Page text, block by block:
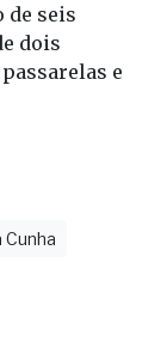
de seis
dois
e
Cunha